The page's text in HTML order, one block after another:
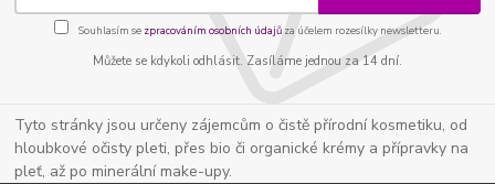
Souhlasím se zpracováním osobních údajůza účelem rozesílky newsletteru.
Můžete se kdykoli odhlásit. Zasíláme jednou za 14 dní.
Tyto stránky jsou určeny zájemcům o čistě přírodní kosmetiku, od
hloubkové očisty pleti, přes bio či organické krémy a přípravky na
pleť, až po minerální make-upy.